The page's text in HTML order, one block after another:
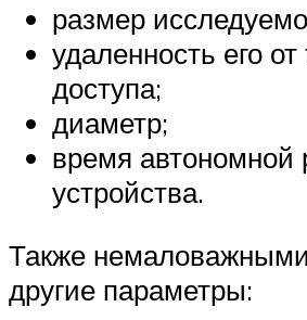
размер
удаленность его от
доступа;
диаметр;
время автономной
устройства.
Также
другие параметры: